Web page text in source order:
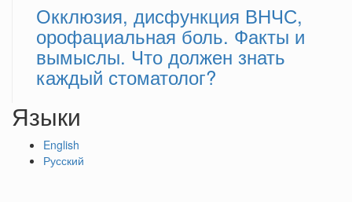
Окклюзия, дисфункция ВНЧС,
орофациальная боль. Факты и
вымыслы. Что должен знать
каждый стоматолог?
Языки
English
Русский